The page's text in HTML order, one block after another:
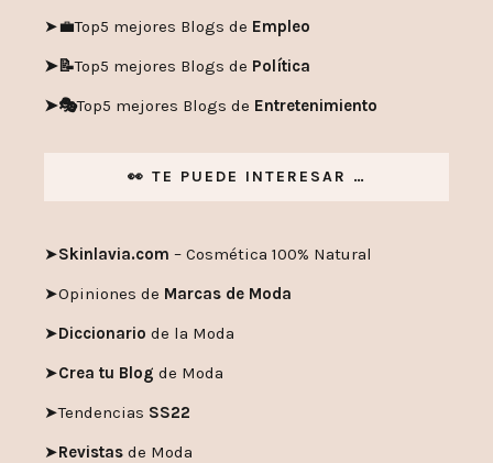
➤💼Top5 mejores Blogs de Empleo
➤📝Top5 mejores Blogs de Política
➤🎭Top5 mejores Blogs de Entretenimiento
👀 TE PUEDE INTERESAR …
➤Skinlavia.com – Cosmética 100% Natural
➤Opiniones de Marcas de Moda
➤Diccionario de la Moda
➤Crea tu Blog de Moda
➤Tendencias SS22
➤Revistas de Moda